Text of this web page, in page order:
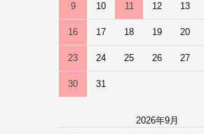
9 10 11 12 13
16 17 18 19 20
23 24 25 26 27
30 31
2026年9月